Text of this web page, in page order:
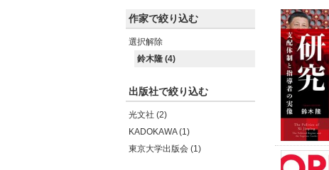
作家で絞り込む
選択解除
鈴木隆 (4)
出版社で絞り込む
光文社 (2)
KADOKAWA (1)
東京大学出版会 (1)